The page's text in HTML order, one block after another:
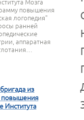
Мозга
повышения
логопедия"
ранней
аппаратная
из
повышения
Института